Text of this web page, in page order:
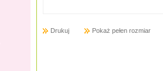
Drukuj Pokaż pełen rozmiar